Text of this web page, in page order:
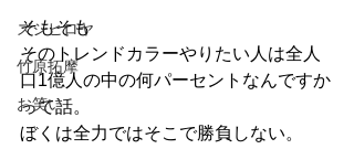
ズシヒロヤ
竹原拓摩
お笑い
そもそも
そのトレンドカラーやりたい人は全人
口1億人の中の何パーセントなんですか
って話。
ぼくは全力ではそこで勝負しない。